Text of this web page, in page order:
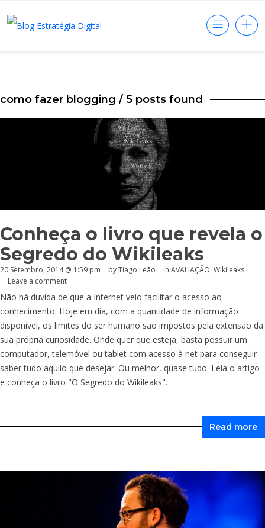
como fazer blogging / 5 posts found
Conheça o livro que revela o
Segredo do Wikileaks
20 Setembro, 2014 @ 1:59 pm by Tiago Leão in AVALIAÇÃO, Wikileaks
Leave a comment
Não há duvida de que a Internet veio facilitar o acesso ao
conhecimento. Hoje em dia, com a quantidade de informação
disponível, os limites do ser humano são impostos pela extensão da
sua própria curiosidade. Onde quer que esteja, basta possuir um
computador, telemóvel ou tablet com acesso à net para conseguir
saber tudo aquilo que desejar. Ou melhor, quase tudo. Leia o artigo
e conheça o livro "O Segredo do Wikileaks".
Read more